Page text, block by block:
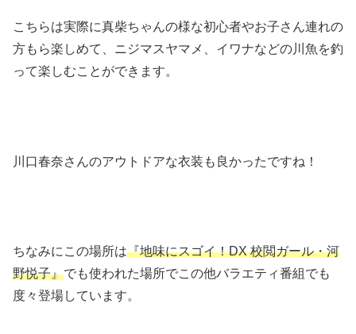
こちらは実際に真柴ちゃんの様な初心者やお子さん連れの
方もら楽しめて、ニジマスヤマメ、イワナなどの川魚を釣
って楽しむことができます。
川口春奈さんのアウトドアな衣装も良かったですね！
ちなみにこの場所は『地味にスゴイ！DX 校閲ガール・河
野悦子』でも使われた場所でこの他バラエティ番組でも
度々登場しています。